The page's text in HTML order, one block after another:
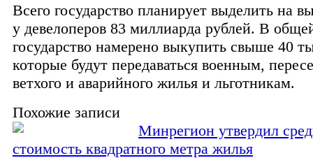
Всего государство планирует выделить на
у девелоперов 83 миллиарда рублей. В
государство намерено выкупить свыше 40
которые будут передаваться военным,
ветхого и аварийного жилья и льготникам.
Похожие записи
Минрегион утвердил
стоимость квадратного метра жилья